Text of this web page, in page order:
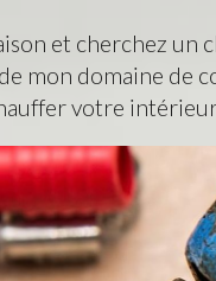
et cherchez un
mon domaine de
votre